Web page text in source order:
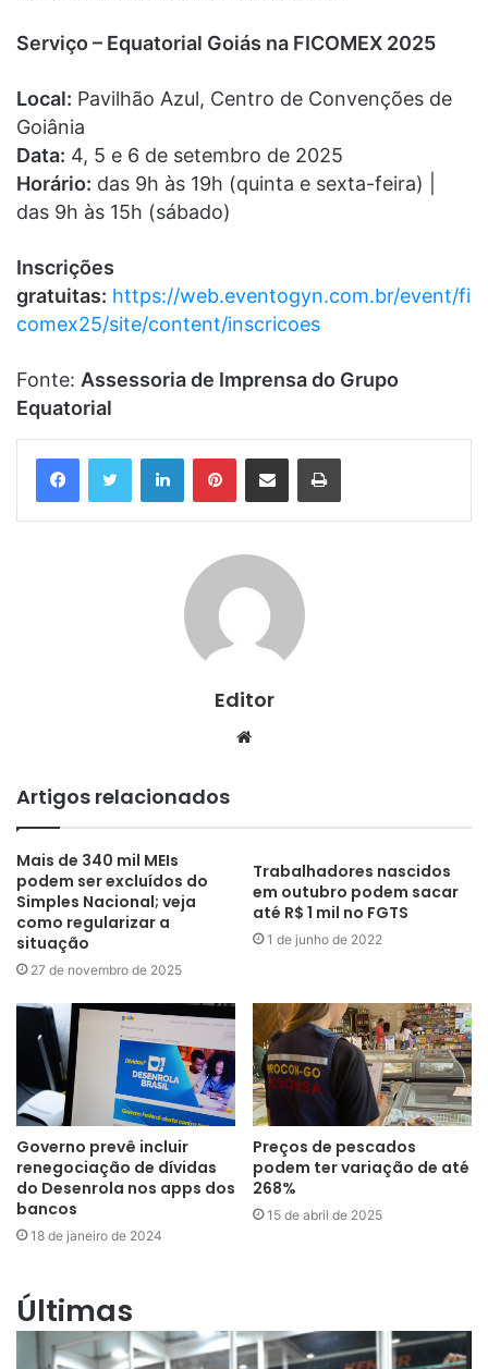
Serviço – Equatorial Goiás na FICOMEX 2025
Local: Pavilhão Azul, Centro de Convenções de
Goiânia
Data: 4, 5 e 6 de setembro de 2025
Horário: das 9h às 19h (quinta e sexta-feira) |
das 9h às 15h (sábado)
Inscrições
gratuitas: https://web.eventogyn.com.br/event/fi
comex25/site/content/inscricoes
Fonte: Assessoria de Imprensa do Grupo
Equatorial
LinkedinPinterestCompartilhar via e-mail Imprimir
Editor
Website
Artigos relacionados
Mais de 340 mil MEIs
podem ser excluídos do
Simples Nacional; veja
como regularizar a
situação
27 de novembro de 2025
Trabalhadores nascidos
em outubro podem sacar
até R$ 1 mil no FGTS
1 de junho de 2022
Governo prevê incluir
renegociação de dívidas
do Desenrola nos apps dos
bancos
18 de janeiro de 2024
Preços de pescados
podem ter variação de até
268%
15 de abril de 2025
Últimas